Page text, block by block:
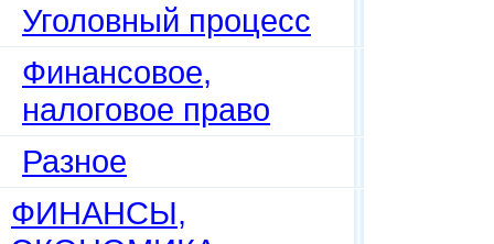
Уголовный процесс
Финансовое,
налоговое право
Разное
ФИНАНСЫ,